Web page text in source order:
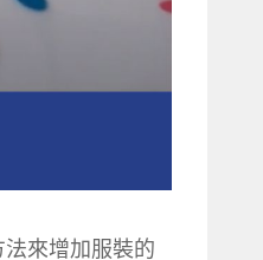
來增加服裝的